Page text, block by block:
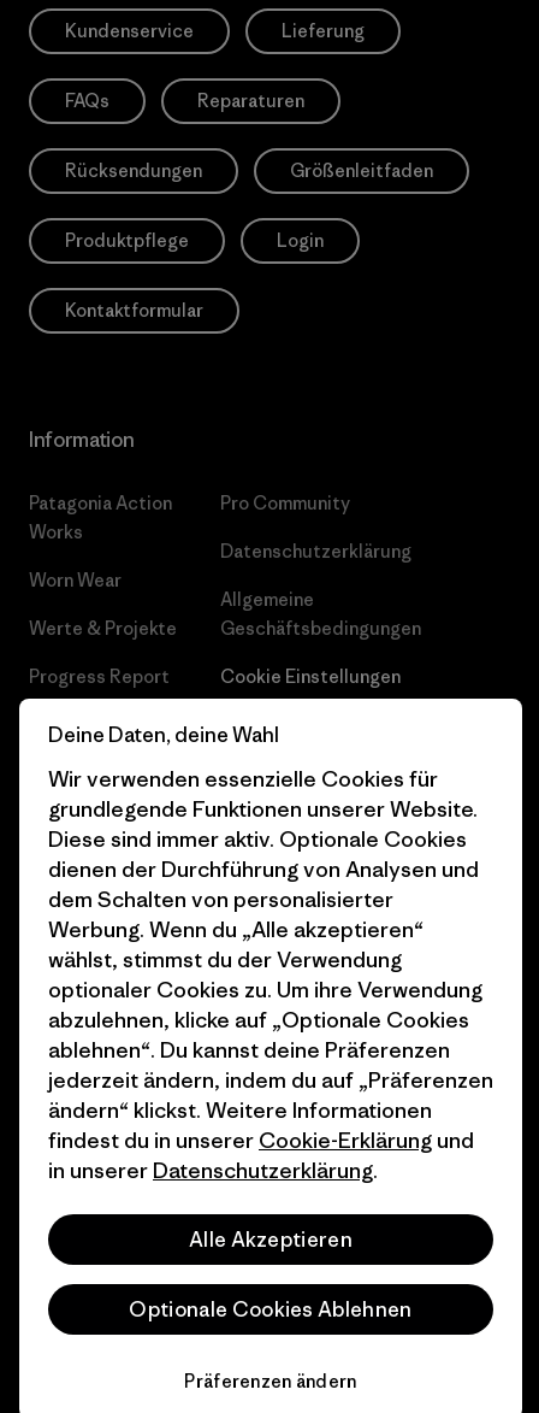
Kundenservice Lieferung
FAQs Reparaturen
Rücksendungen Größenleitfaden
Produktpflege Login
Kontaktformular
Information
Patagonia Action
Works
Worn Wear
Werte & Projekte
Progress Report
Business Unusual
Klimaziele
1% For The Planet
Wie wir finanzieren
Geschenkgutscheine
Stores in deiner
Nähe
Pro Community
Datenschutzerklärung
Allgemeine
Geschäftsbedingungen
Cookie Einstellungen
Karriere
Pressekontakt
Industry program
Affiliate-Programm
Patagonia Österreich
Seitenverzeichnis
© 2026 Patagonia, Inc. All Rights Reserved.
Deutsch
Deine Daten, deine Wahl
Wir verwenden essenzielle Cookies für
grundlegende Funktionen unserer Website.
Diese sind immer aktiv. Optionale Cookies
dienen der Durchführung von Analysen und
dem Schalten von personalisierter
Werbung. Wenn du „Alle akzeptieren“
wählst, stimmst du der Verwendung
optionaler Cookies zu. Um ihre Verwendung
abzulehnen, klicke auf „Optionale Cookies
ablehnen“. Du kannst deine Präferenzen
jederzeit ändern, indem du auf „Präferenzen
ändern“ klickst. Weitere Informationen
findest du in unserer Cookie-Erklärung und
in unserer Datenschutzerklärung.
Alle Akzeptieren
Optionale Cookies Ablehnen
Präferenzen ändern